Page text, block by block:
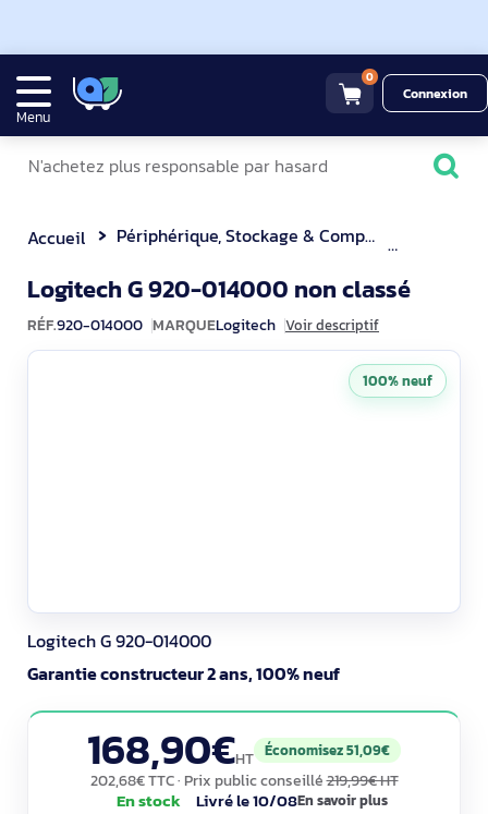
Menu
0
Connexion
Accueil Périphérique, Stockage & Composant
Logitech G 920-014000 non classé920-
RÉF.920-014000 MARQUELogitech Voir descriptif
Logitech G 920-014000
Garantie constructeur 2 ans, 100% neuf
168,90€HT Économisez 51,09€
202,68€ TTC· Prix public conseillé219,99€ HT
En stock Livré le 10/08En savoir plus
100% neuf